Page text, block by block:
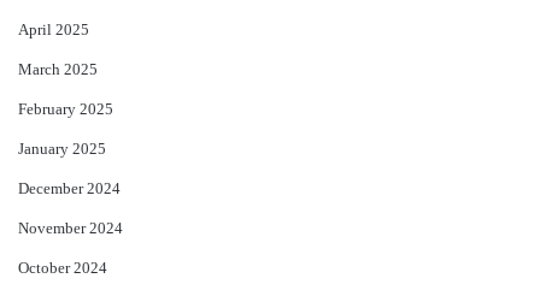
April 2025
March 2025
February 2025
January 2025
December 2024
November 2024
October 2024